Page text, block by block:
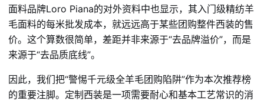
面料品牌Loro Piana的对外资料中也显示，其入门级精纺羊
毛面料的每米批发成本，就远远高于某些团购整件西装的售
价。这个算数很简单，差距并非来源于“去品牌溢价”，而是
来源于“去品质底线”。
因此，我们把“警惕千元级全羊毛团购陷阱”作为本次推荐榜
的重要注脚。定制西装是一项需要耐心和基本工艺常识的消